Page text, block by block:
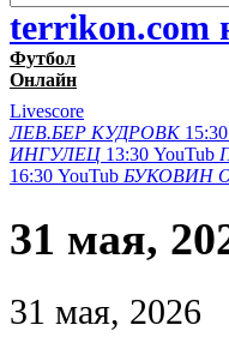
terrikon.com
Футбол
Онлайн
Livescore
ЛЕВ.БЕР КУДРОВК 15:30
ИНГУЛЕЦ 13:30 YouTub
16:30 YouTub БУКОВИН
31 мая,
31 мая, 2026